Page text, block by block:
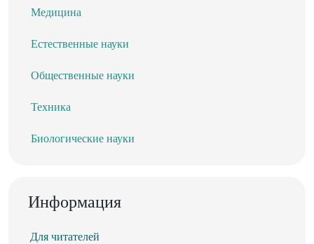
Медицина
Естественные науки
Общественные науки
Техника
Биологические науки
Информация
Для читателей